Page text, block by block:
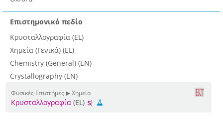
Επιστημονικό πεδίο
Κρυσταλλογραφία (EL)
Χημεία (Γενικά) (EL)
Chemistry (General) (EN)
Crystallography (EN)
Φυσικές Επιστήμες ▶ Χημεία
Κρυσταλλογραφία (EL)